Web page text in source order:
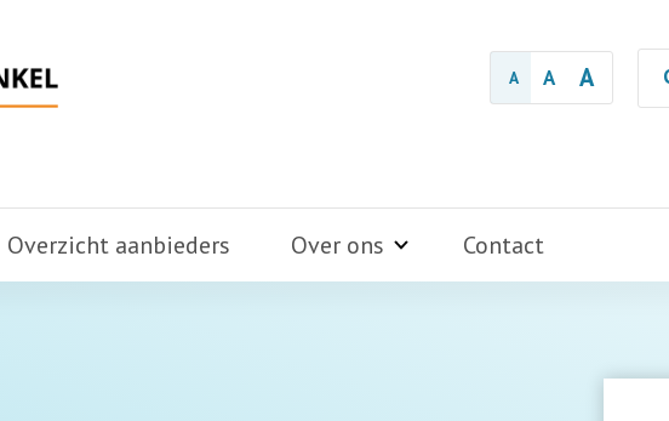
A A A
Overzicht aanbieders Over ons Contact